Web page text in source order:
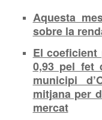
Aquesta
sobre la
El coeficient
0,93 pel fet
municipi
mitjana per
mercat